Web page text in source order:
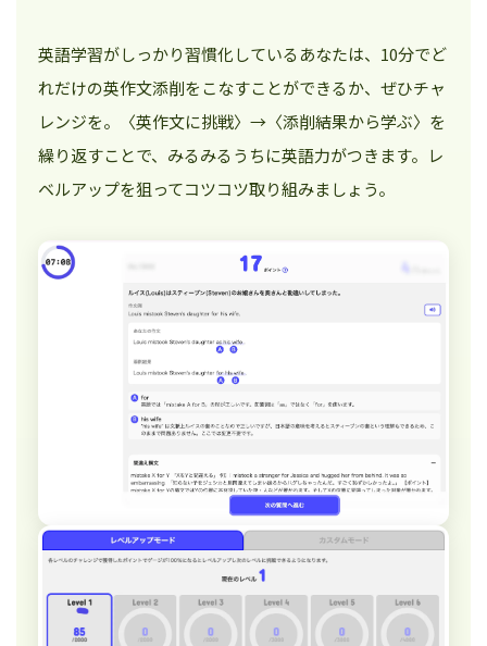
英語学習がしっかり習慣化しているあなたは、10分でど
れだけの英作文添削をこなすことができるか、ぜひチャ
レンジを。〈英作文に挑戦〉→〈添削結果から学ぶ〉を
繰り返すことで、みるみるうちに英語力がつきます。レ
ベルアップを狙ってコツコツ取り組みましょう。